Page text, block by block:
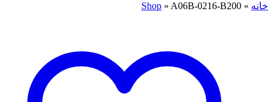
خانه »
Shop » A06B-0216-B200